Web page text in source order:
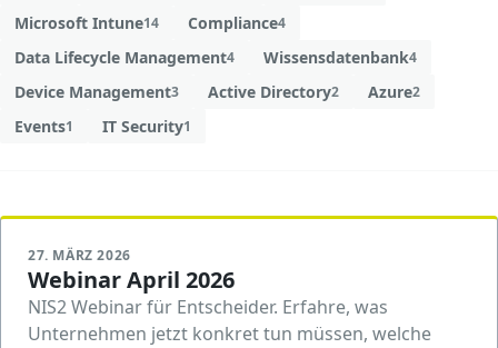
Kontakt
Microsoft Intune14 Compliance4
Data Lifecycle Management4 Wissensdatenbank4
Device Management3 Active Directory2 Azure2
Events1 IT Security1
27. MÄRZ 2026
Webinar April 2026
NIS2 Webinar für Entscheider. Erfahre, was
Unternehmen jetzt konkret tun müssen, welche